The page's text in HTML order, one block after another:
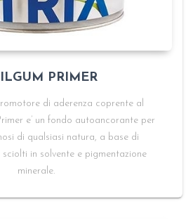
PRIMER
di aderenza coprente al
e’ un fondo autoancorante per
di qualsiasi natura, a base di
in solvente e pigmentazione
minerale.